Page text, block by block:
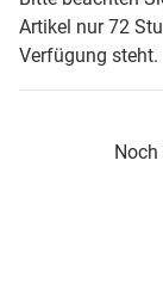
Artikel nur 72
Verfügung steht.